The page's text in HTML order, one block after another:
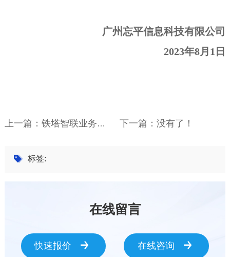
广州忘平信息科技有限公司
2023年8月1日
上一篇：铁塔智联业务一级库合作伙伴 下一篇：没有了！
标签:
在线留言
快速报价 在线咨询